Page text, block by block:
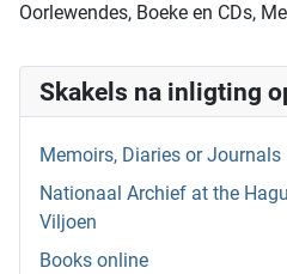
Skakels na inligting
Memoirs, Diaries or Journals
Nationaal Archief at the
Viljoen
Books online
Oorlewendes, Boeke en CDs,